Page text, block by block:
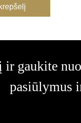
krepšelį
product
has
may
be
chosen
on
ir gaukite
pasiūlymus